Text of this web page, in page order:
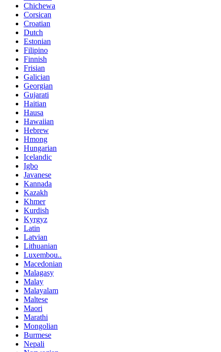
Chichewa
Corsican
Croatian
Dutch
Estonian
Filipino
Finnish
Frisian
Galician
Georgian
Gujarati
Haitian
Hausa
Hawaiian
Hebrew
Hmong
Hungarian
Icelandic
Igbo
Javanese
Kannada
Kazakh
Khmer
Kurdish
Kyrgyz
Latin
Latvian
Lithuanian
Luxembou..
Macedonian
Malagasy
Malay
Malayalam
Maltese
Maori
Marathi
Mongolian
Burmese
Nepali